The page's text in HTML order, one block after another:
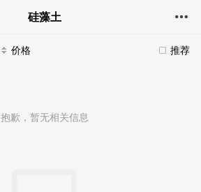
硅藻土
推荐
价格
抱歉，暂无相关信息